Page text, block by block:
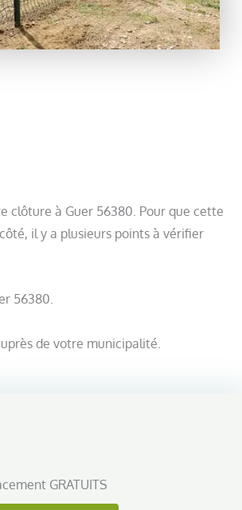
clôture à Guer 56380. Pour que cette
il y a plusieurs points à vérifier
56380.
de votre municipalité.
GRATUITS